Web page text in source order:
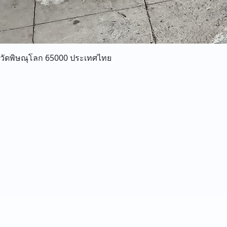
พิษณุโลก 65000 ประเทศไทย